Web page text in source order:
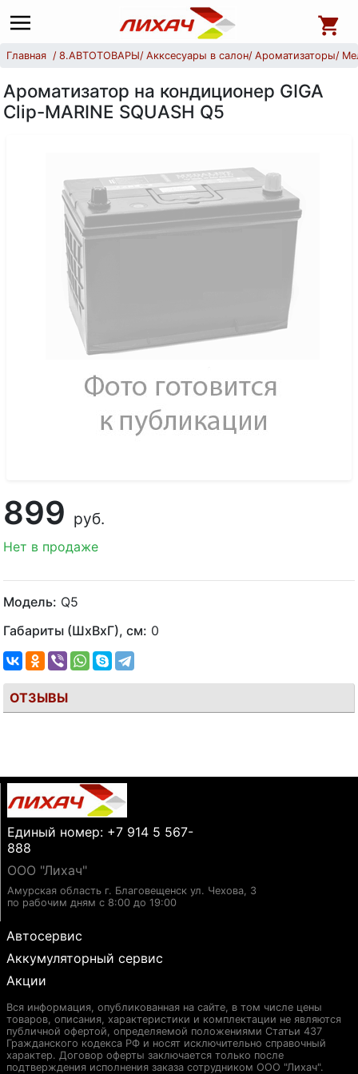
Главная 8.АВТОТОВАРЫ Акксесуары в салон Ароматизаторы
Ароматизатор на кондиционер GIGA
Clip-MARINE SQUASH Q5
899 руб.
Нет в продаже
Модель: Q5
Габариты (ШхВхГ), см: 0
ОТЗЫВЫ
Единый номер: +7 914 5 567-
888
ООО "Лихач"
Амурская область г. Благовещенск ул. Чехова, 3
по рабочим дням с 8:00 до 19:00
Автосервис
Аккумуляторный сервис
Акции
Вся информация, опубликованная на сайте, в том числе цены
товаров, описания, характеристики и комплектации не являются
публичной офертой, определяемой положениями Статьи 437
Гражданского кодекса РФ и носят исключительно справочный
характер. Договор оферты заключается только после
подтверждения исполнения заказа сотрудником ООО "Лихач".